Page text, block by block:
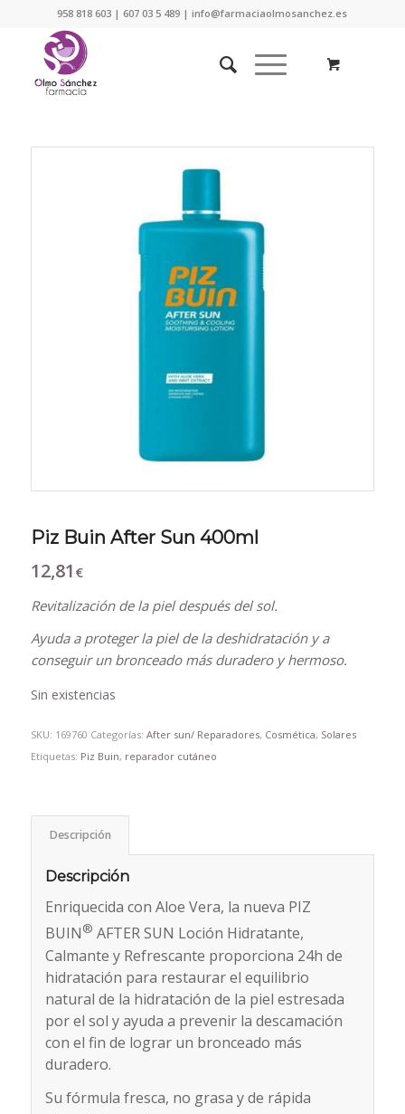
958 818 603 | 607 03 5 489 | info@farmaciaolmosanchez.es
Piz Buin After Sun 400ml
12,81 €
Revitalización de la piel después del sol.
Ayuda a proteger la piel de la deshidratación y a
conseguir un bronceado más duradero y hermoso.
Sin existencias
SKU: 169760 Categorías: After sun/ Reparadores, Cosmética, Solares
Etiquetas: Piz Buin, reparador cutáneo
Descripción
Descripción
Enriquecida con Aloe Vera, la nueva PIZ
BUIN® AFTER SUN Loción Hidratante,
Calmante y Refrescante proporciona 24h de
hidratación para restaurar el equilibrio
natural de la hidratación de la piel estresada
por el sol y ayuda a prevenir la descamación
con el fin de lograr un bronceado más
duradero.
Su fórmula fresca, no grasa y de rápida